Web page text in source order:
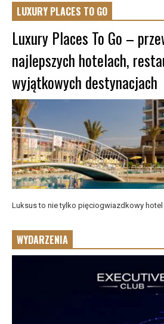
LUXURY PLACES TO GO
Luxury Places To Go –
najlepszych hotelach,
wyjątkowych destynacjach
Luksus to nie tylko pięciogwiazdkowy hotel
WYDARZENIA